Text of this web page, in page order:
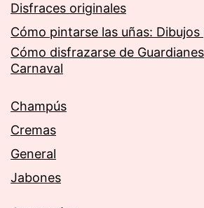
Disfraces originales
Cómo pintarse las uñas:
Cómo disfrazarse de Guardianes
Carnaval
Champús
Cremas
General
Jabones